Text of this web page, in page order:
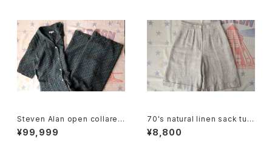
Steven Alan open collared
Jumpsuit "green"
¥99,999
70's natural linen sack tuc
ked Culottes
¥8,800